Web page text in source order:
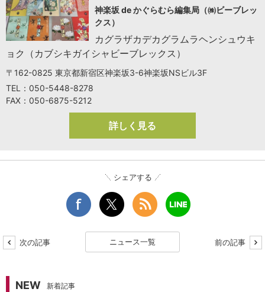
神楽坂 de かぐらむら編集局（㈱ビーブレッ
クス）
カグラザカデカグラムラヘンシュウキ
ョク（カブシキガイシャビーブレックス）
〒162-0825 東京都新宿区神楽坂3-6神楽坂NSビル3F
TEL：050-5448-8278
FAX：050-6875-5212
詳しく見る
シェアする
次の記事 ニュース一覧 前の記事
NEW 新着記事